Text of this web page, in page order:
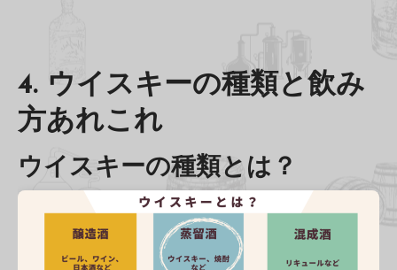
4. ウイスキーの種類と飲み
方あれこれ
ウイスキーの種類とは？